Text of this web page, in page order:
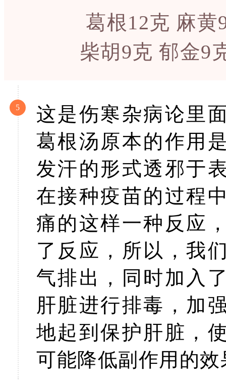
葛根12克 麻黄
柴胡9克 郁金9
5
这是伤寒杂病论里
葛根汤原本的作用
发汗的形式透邪于
在接种疫苗的过程
痛的这样一种反应
了反应，所以，我
气排出，同时加入
肝脏进行排毒，加
地起到保护肝脏，
可能降低副作用的效